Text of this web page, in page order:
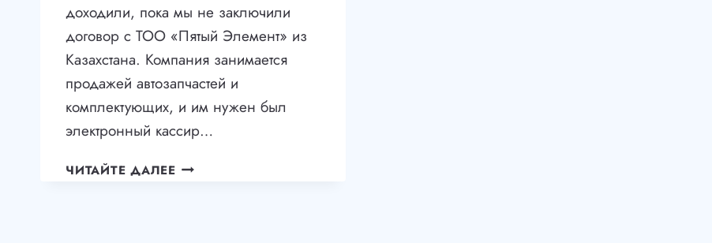
доходили, пока мы не заключили
договор с ТОО «Пятый Элемент» из
Казахстана. Компания занимается
продажей автозапчастей и
комплектующих, и им нужен был
электронный кассир…
ЧИТАЙТЕ ДАЛЕЕПЕРВАЯ